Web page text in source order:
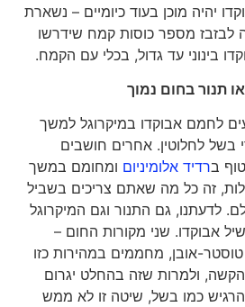
יהיה מוכן בעוד כיומיים – נשארת
מספר כוסות קמח שידרשו
בינוני עד גדול, בכלי עם הקמח.
לחמם אבוקדו במיקרוגל למשך
בשל לחלוטין. אחרים חושבים
ברדיד אלומיניוםומחומם במשך
ב-100 מעלות, זה כל מה שאתם צריכים בשביל
גם התנור וגם המיקרוגל
אבוקדו. שני מקורות החום –
אובן, מחממים במהירות כזו
ולמרות שזה בהחלט יגרום
כמו בשל, שיטה זו לא ממש